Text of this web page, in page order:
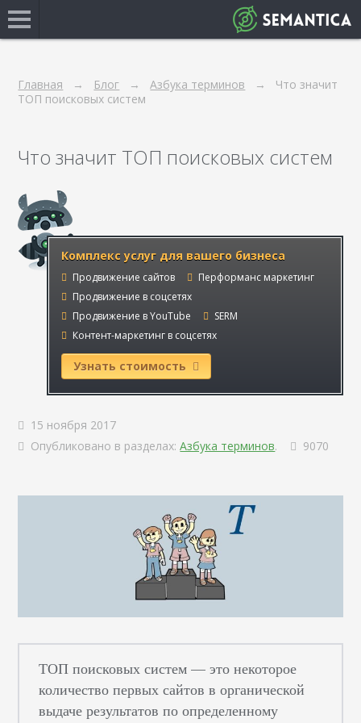
Главная Блог Азбука терминов
Что значит
ТОП поисковых систем
Что значит ТОП поисковых систем
Комплекс услуг для вашего бизнеса
Продвижение сайтов
Перформанс маркетинг
Продвижение в соцсетях
Продвижение в YouTube
SERM
Контент-маркетинг в соцсетях
Узнать стоимость
15 ноября 2017
Опубликовано в разделах: Азбука терминов. 9070
ТОП поисковых систем — это некоторое
количество первых сайтов в органической
выдаче результатов по определенному